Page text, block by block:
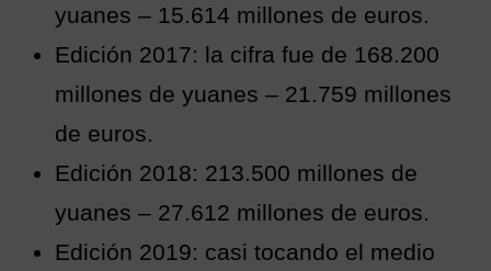
yuanes – 15.614 millones de euros.
Edición 2017: la cifra fue de 168.200
millones de yuanes – 21.759 millones
de euros.
Edición 2018: 213.500 millones de
yuanes – 27.612 millones de euros.
Edición 2019: casi tocando el medio